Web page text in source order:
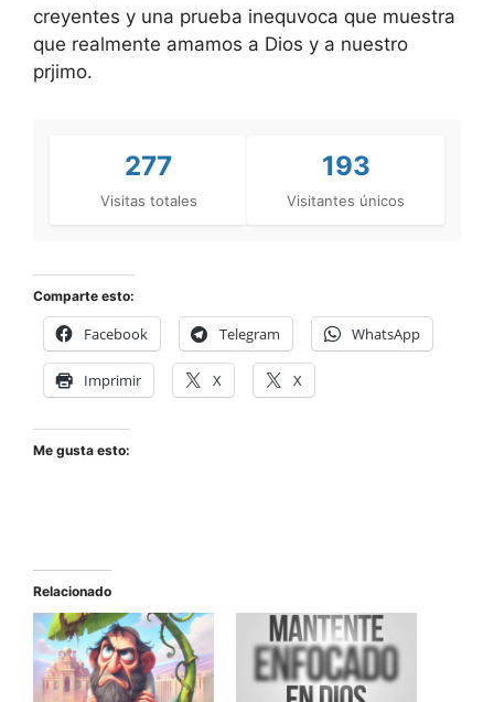
creyentes y una prueba inequvoca que muestra
que realmente amamos a Dios y a nuestro
prjimo.
277
Visitas totales
193
Visitantes únicos
Comparte esto:
Facebook Telegram WhatsApp
Imprimir X X
Me gusta esto:
Relacionado